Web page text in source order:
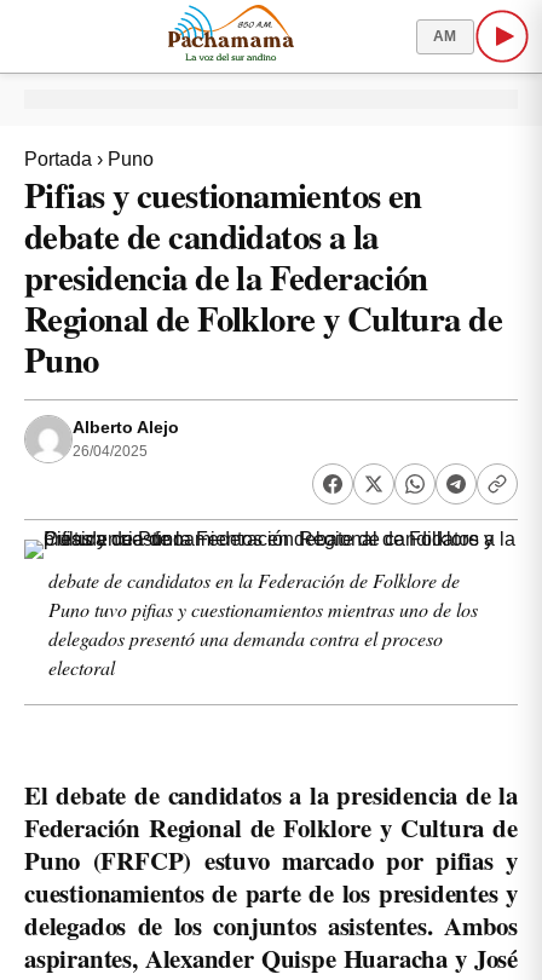
AM
Portada › Puno
Pifias y cuestionamientos en
debate de candidatos a la
presidencia de la Federación
Regional de Folklore y Cultura de
Puno
Alberto Alejo
26/04/2025
debate de candidatos en la Federación de Folklore de
Puno tuvo pifias y cuestionamientos mientras uno de los
delegados presentó una demanda contra el proceso
electoral
El debate de candidatos a la presidencia de la
Federación Regional de Folklore y Cultura de
Puno (FRFCP) estuvo marcado por pifias y
cuestionamientos de parte de los presidentes y
delegados de los conjuntos asistentes. Ambos
aspirantes, Alexander Quispe Huaracha y José